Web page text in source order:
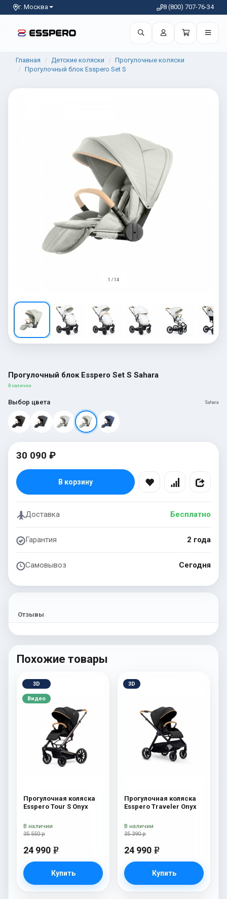
г. Москва 8 (800) 707-76-34
Главная Детские коляски
Прогулочные коляски
Прогулочный блок Esspero Set S
1 / 14
Прогулочный блок Esspero Set S Sahara
В наличии
Выбор цвета Sahara
30 090 ₽
В корзину
Доставка Бесплатно
Гарантия 2 года
Самовывоз Сегодня
Отзывы
Похожие товары
3D
Видео
Прогулочная коляска
Esspero Tour S Onyx
35 550 р
24 990 e
Купить
В наличии
3D
Прогулочная коляска
Esspero Traveler Onyx
35 390 р
24 990 e
Купить
В наличии